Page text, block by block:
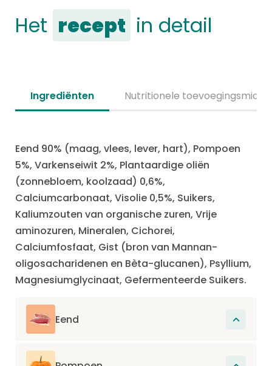
Het recept in detail
Ingrediënten Nutritionele
Eend 90% (maag, vlees, lever, hart), Pompoen
5%, Varkenseiwit 2%, Plantaardige oliën
(zonnebloem, koolzaad) 0,6%,
Calciumcarbonaat, Visolie 0,5%, Suikers,
Kaliumzouten van organische zuren, Vrije
aminozuren, Mineralen, Cichorei,
Calciumfosfaat, Gist (bron van Mannan-
oligosacharidenen en Bèta-glucanen), Psyllium,
Magnesiumglycinaat, Gefermenteerde Suikers.
Eend
Eiwitten zorgen voor vernieuwing en opbouw